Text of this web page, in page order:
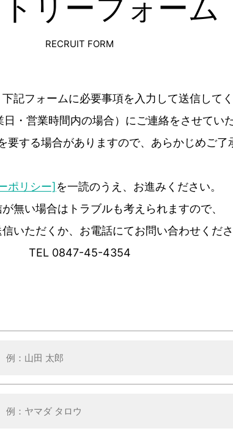
リーフォーム
RECRUIT FORM
記フォームに必要事項を入力して送信してく
・営業時間内の場合）にご連絡をさせていた
要する場合がありますので、あらかじめご了
ポリシー]を一読のうえ、お進みください。
無い場合はトラブルも考えられますので、
いただくか、お電話にてお問い合わせくださ
TEL 0847-45-4354